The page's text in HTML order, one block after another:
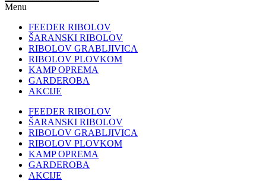
Menu
FEEDER RIBOLOV
ŠARANSKI RIBOLOV
RIBOLOV GRABLJIVICA
RIBOLOV PLOVKOM
KAMP OPREMA
GARDEROBA
AKCIJE
FEEDER RIBOLOV
ŠARANSKI RIBOLOV
RIBOLOV GRABLJIVICA
RIBOLOV PLOVKOM
KAMP OPREMA
GARDEROBA
AKCIJE